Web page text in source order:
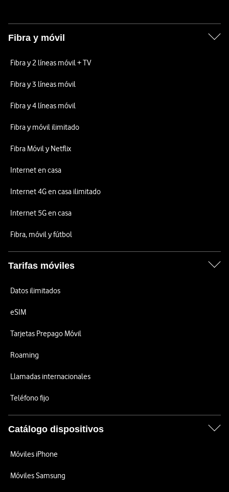
Fibra y móvil
Fibra y 2 líneas móvil + TV
Fibra y 3 líneas móvil
Fibra y 4 líneas móvil
Fibra y móvil ilimitado
Fibra Móvil y Netflix
Internet en casa
Internet 4G en casa ilimitado
Internet 5G en casa
Fibra, móvil y fútbol
Tarifas móviles
Datos ilimitados
eSIM
Tarjetas Prepago Móvil
Roaming
Llamadas internacionales
Teléfono fijo
Catálogo dispositivos
Móviles iPhone
Móviles Samsung